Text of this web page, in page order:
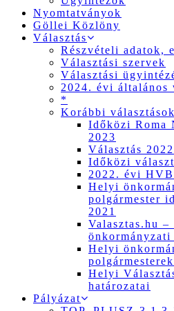
Nyomtatványok
Göllei Közlöny
Választás
Részvételi adatok,
Választási szervek
Választási
2024. évi általános
*
Korábbi választások
Időközi Roma
2023
Választás 2022
Időközi
2022. évi
Helyi
polgármester
2021
Valasztas.hu
Helyi
Helyi
határozatai
Pályázat